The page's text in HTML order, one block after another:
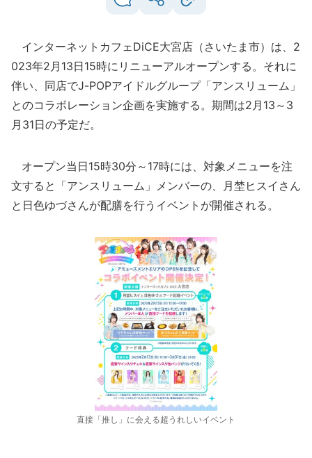
インターネットカフェDiCE大宮店（さいたま市）は、2
023年2月13日15時にリニューアルオープンする。それに
伴い、同店でJ-POPアイドルグループ「アンスリューム」
とのコラボレーション企画を実施する。期間は2月13～3
月31日の予定だ。
オープン当日15時30分～17時には、対象メニューを注
文すると「アンスリューム」メンバーの、月埜ヒスイさん
と日色ゆづさんが配膳を行うイベントが開催される。
直接「推し」に会える超うれしいイベント